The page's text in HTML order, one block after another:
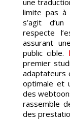
une
limite pas à
s’agit
respecte
assurant
public cible.
premier
adaptateurs
optimale et
des
rassemble
des